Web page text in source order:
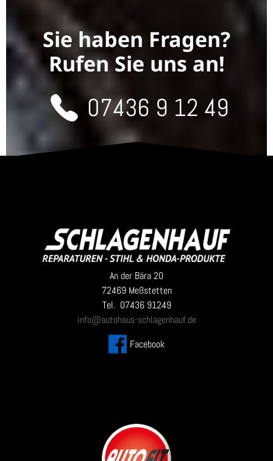
Sie haben Fragen?
Rufen Sie uns an!
07436 9 12 49
An der Bära 20
72469 Meßstetten
Tel. 07436 91249
info@autohaus-schlagenhauf.de
Facebook